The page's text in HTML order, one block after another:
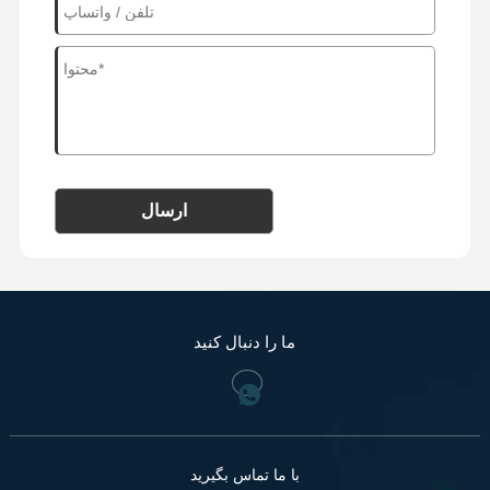
ارسال
ما را دنبال کنید
با ما تماس بگیرید